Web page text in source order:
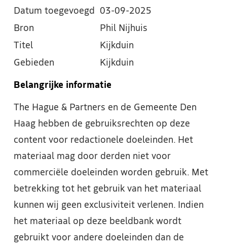
Datum toegevoegd
03-09-2025
Bron
Phil Nijhuis
Titel
Kijkduin
Gebieden
Kijkduin
Belangrijke informatie
The Hague & Partners en de Gemeente Den
Haag hebben de gebruiksrechten op deze
content voor redactionele doeleinden. Het
materiaal mag door derden niet voor
commerciële doeleinden worden gebruik. Met
betrekking tot het gebruik van het materiaal
kunnen wij geen exclusiviteit verlenen. Indien
het materiaal op deze beeldbank wordt
gebruikt voor andere doeleinden dan de